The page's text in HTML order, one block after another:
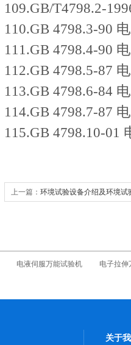
109.GB/T4798.2-
110.GB 4798.3-90
111.GB 4798.4-90
112.GB 4798.5-87
113.GB 4798.6-84
114.GB 4798.7-87
115.GB 4798.10-
上一篇： 环境试验设备介绍及环境试
电液伺服万能试验机
电子拉伸
关于